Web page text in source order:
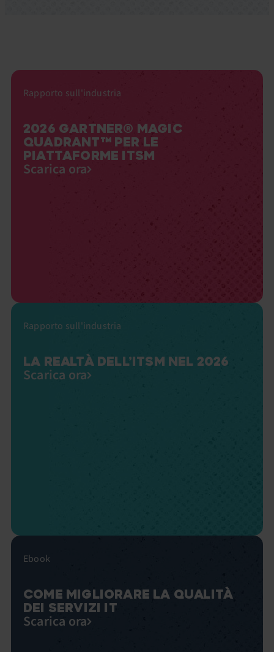
Rapporto sull'industria
2026 GARTNER® MAGIC
QUADRANT™ PER LE
PIATTAFORME ITSM
Scarica ora
Rapporto sull'industria
LA REALTÀ DELL’ITSM NEL 2026
Scarica ora
Ebook
COME MIGLIORARE LA QUALITÀ
DEI SERVIZI IT
Scarica ora